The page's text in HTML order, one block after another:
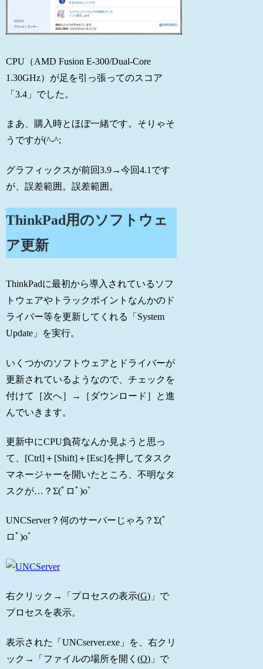
CPU（AMD Fusion E-300/Dual-Core
1.30GHz）が足を引っ張ってのスコア
「3.4」でした。
まあ、購入時とほぼ一緒です。そりゃそ
うですが(^-^;
グラフィックスが前回3.9→今回4.1です
が、誤差範囲。誤差範囲。
ThinkPad用のソフトウェ
ア更新
ThinkPadに最初から導入されているソフ
トウェアやトラックポイントなんかのド
ライバー等を更新してくれる「System
Update」を実行。
いくつかのソフトウェアとドライバーが
更新されているようなので、チェックを
付けて［次へ］→［ダウンロード］と進
んでいきます。
更新中にCPU負荷なんか見ようと思っ
て、[Ctrl]＋[Shift]＋[Esc]を押してタスク
マネージャーを開いたところ、不明なタ
スクが…？Σ(ﾟロﾟ)oﾞ
UNCServer？何のサーバーじゃろ？Σ(ﾟ
ロﾟ)oﾞ
右クリック→「プロセスの表示(G)」で
プロセスを表示。
表示された「UNCserver.exe」を、右クリ
ック→「ファイルの場所を開く(O)」で